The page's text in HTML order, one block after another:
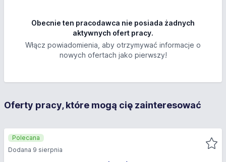
Obecnie ten pracodawca nie posiada żadnych
aktywnych ofert pracy.
Włącz powiadomienia, aby otrzymywać informacje o
nowych ofertach jako pierwszy!
Oferty pracy, które mogą cię zainteresować
Polecana
Dodana 9 sierpnia